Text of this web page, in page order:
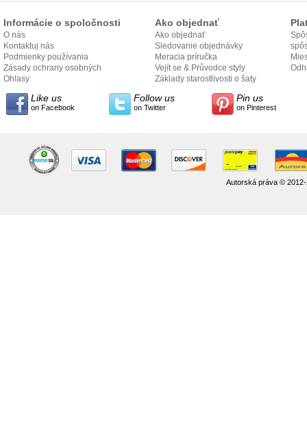
Informácie o spoločnosti
O nás
Kontaktuj nás
Podmienky používania
Zásady ochrany osobných
údajov
Ohlasy
Ako objednať
Ako objednať
Sledovanie objednávky
Meracia príručka
Vejít se & Průvodce styly
Základy starostlivosti o šaty
Like us
on Facebook
Follow us
on Twitter
Pin us
on Pinterest
Autorská práva ©